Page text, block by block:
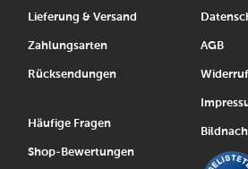
Lieferung & Versand
Zahlungsarten
Rücksendungen
Häufige Fragen
Shop-Bewertungen
AGB